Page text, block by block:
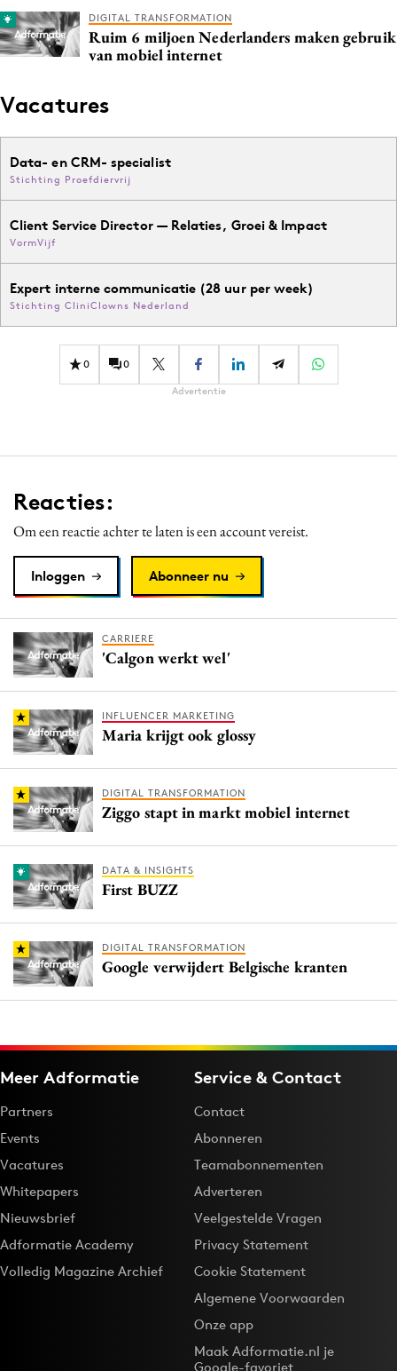
DIGITAL TRANSFORMATION
Ruim 6 miljoen Nederlanders maken gebruik
van mobiel internet
Vacatures
Data- en CRM- specialist
Stichting Proefdiervrij
Client Service Director — Relaties, Groei & Impact
VormVijf
Expert interne communicatie (28 uur per week)
Stichting CliniClowns Nederland
0 0
Advertentie
Reacties:
Om een reactie achter te laten is een account vereist.
Inloggen Abonneer nu
CARRIERE
'Calgon werkt wel'
INFLUENCER MARKETING
Maria krijgt ook glossy
DIGITAL TRANSFORMATION
Ziggo stapt in markt mobiel internet
DATA & INSIGHTS
First BUZZ
DIGITAL TRANSFORMATION
Google verwijdert Belgische kranten
Meer Adformatie
Partners
Events
Vacatures
Whitepapers
Nieuwsbrief
Adformatie Academy
Volledig Magazine Archief
Service & Contact
Contact
Abonneren
Teamabonnementen
Adverteren
Veelgestelde Vragen
Privacy Statement
Cookie Statement
Algemene Voorwaarden
Onze app
Maak Adformatie.nl je
Google-favoriet